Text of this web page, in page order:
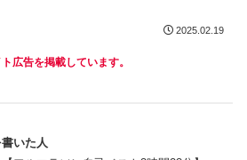
2025.02.19
広告を掲載しています。
いた人